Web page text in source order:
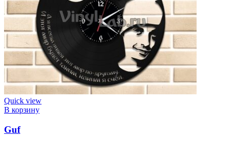
Quick view
В корзину
Guf